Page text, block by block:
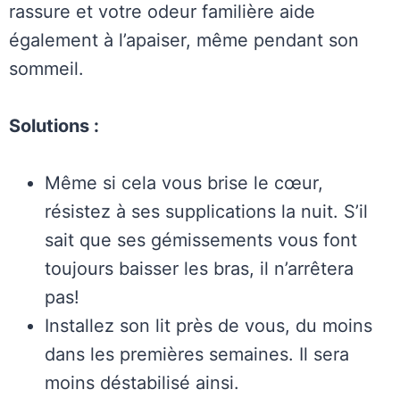
rassure et votre odeur familière aide
également à l’apaiser, même pendant son
sommeil.
Solutions :
Même si cela vous brise le cœur,
résistez à ses supplications la nuit. S’il
sait que ses gémissements vous font
toujours baisser les bras, il n’arrêtera
pas!
Installez son lit près de vous, du moins
dans les premières semaines. Il sera
moins déstabilisé ainsi.